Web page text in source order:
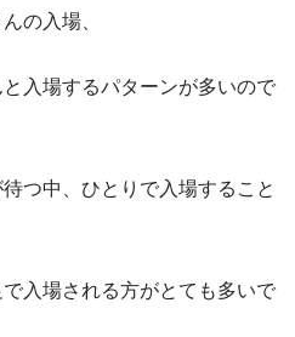
の入場、
入場するパターンが多いので
つ中、ひとりで入場すること
入場される方がとても多いで